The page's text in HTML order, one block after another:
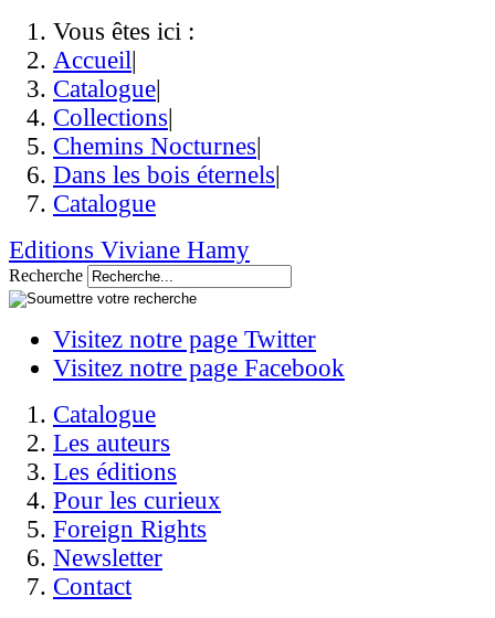
Vous êtes ici :
Accueil|
Catalogue|
Collections|
Chemins Nocturnes|
Dans les bois éternels|
Catalogue
Editions Viviane Hamy
Recherche
Visitez notre page Twitter
Visitez notre page Facebook
Catalogue
Les auteurs
Les éditions
Pour les curieux
Foreign Rights
Newsletter
Contact